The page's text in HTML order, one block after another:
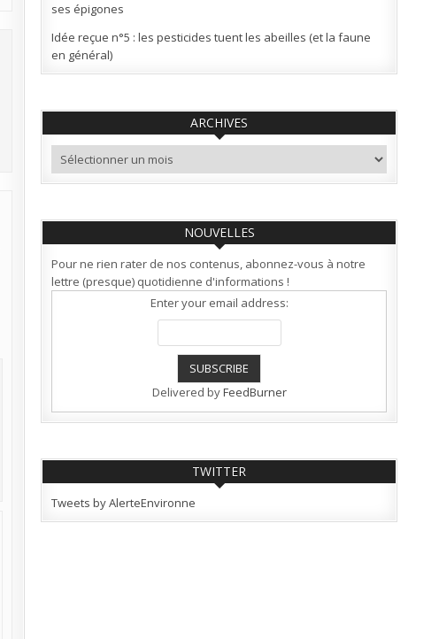
ses épigones
Idée reçue n°5 : les pesticides tuent les abeilles (et la faune
en général)
ARCHIVES
Archives
NOUVELLES
Pour ne rien rater de nos contenus, abonnez-vous à notre
lettre (presque) quotidienne d'informations !
Enter your email address:
Delivered byFeedBurner
TWITTER
Tweets by AlerteEnvironne